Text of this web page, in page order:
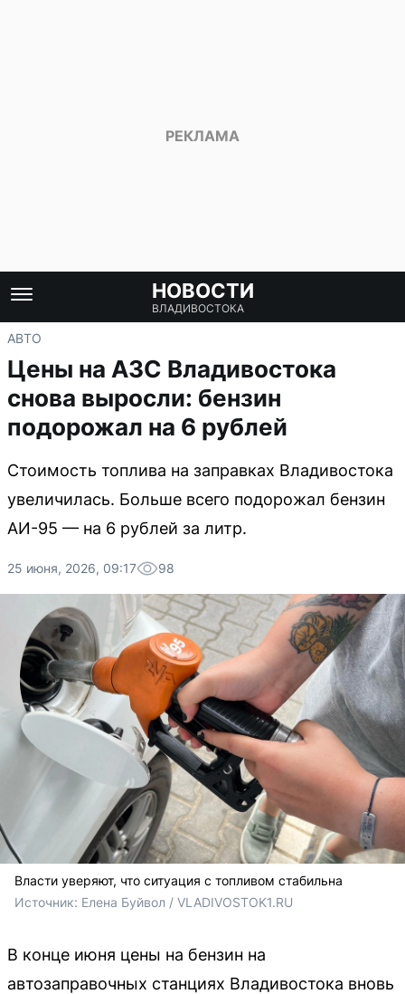
НОВОСТИ
ВЛАДИВОСТОКА
АВТО
Цены на АЗС Владивостока
снова выросли: бензин
подорожал на 6 рублей
Стоимость топлива на заправках Владивостока
увеличилась. Больше всего подорожал бензин
АИ-95 — на 6 рублей за литр.
25 июня, 2026, 09:17 98
Власти уверяют, что ситуация с топливом стабильна
Источник: Елена Буйвол / VLADIVOSTOK1.RU
В конце июня цены на бензин на
автозаправочных станциях Владивостока вновь